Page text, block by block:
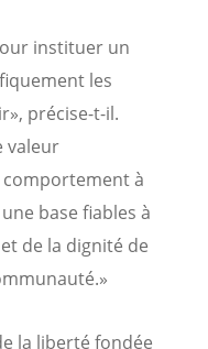
instituer un
les
précise-t-il.
valeur
à
base fiables à
de la dignité de
la liberté fondée